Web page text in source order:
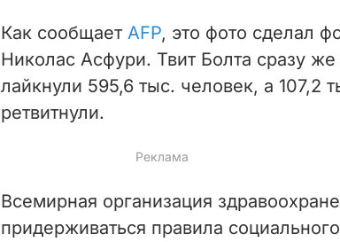
Как сообщает AFP, это фото сделал
Николас Асфури. Твит Болта сразу
лайкнули 595,6 тыс. человек, а 107,2
ретвитнули.
Всемирная организация
придерживаться правила